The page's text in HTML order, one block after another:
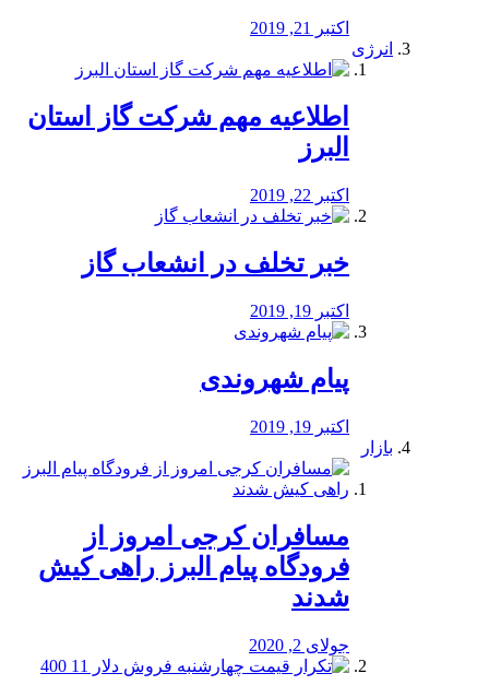
اکتبر 21, 2019
انرژی
️اطلاعیه مهم شرکت گاز استان
البرز
اکتبر 22, 2019
خبر تخلف در انشعاب گاز
اکتبر 19, 2019
پیام شهروندی
اکتبر 19, 2019
بازار
مسافران کرجی امروز از
فرودگاه پیام البرز راهی کیش
شدند
جولای 2, 2020